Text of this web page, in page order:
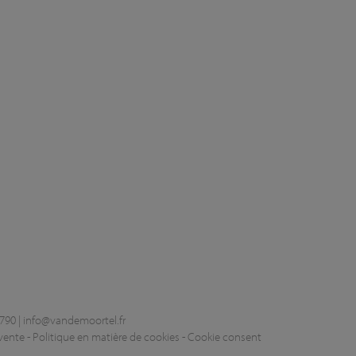
| info@vandemoortel.fr
- Politique en matière de cookies - Cookie consent